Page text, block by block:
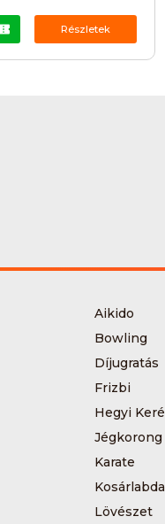
Részletek
Aikido
Bowling
Díjugratás
Frizbi
Hegyi
Jégkorong
Karate
Kosárlabda
Lövészet